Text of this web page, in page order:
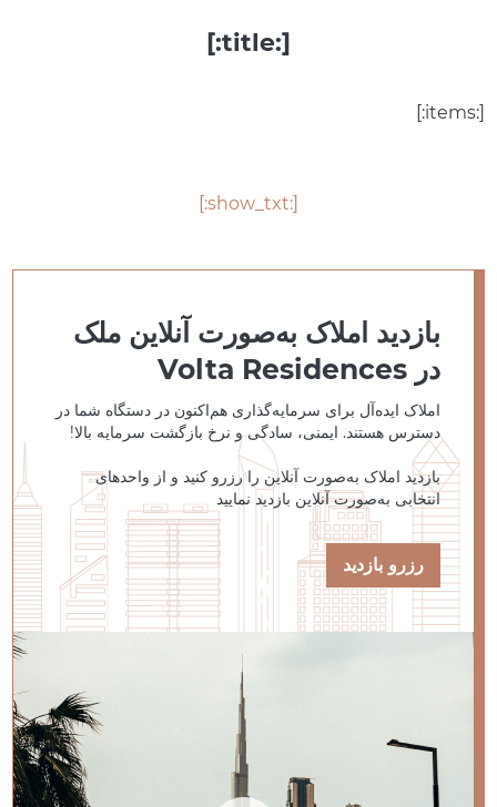
[:title:]
[:items:]
[:show_txt:]
بازدید املاک به‌صورت آنلاین ملک
در Volta Residences
املاک ایده‌آل برای سرمایه‌گذاری هم‌اکنون در دستگاه شما در
دسترس هستند. ایمنی، سادگی و نرخ بازگشت سرمایه بالا!
بازدید املاک به‌صورت آنلاین را رزرو کنید و از واحدهای
انتخابی به‌صورت آنلاین بازدید نمایید
رزرو بازدید